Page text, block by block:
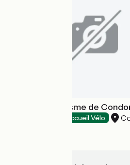
Office de Tourisme de
Accueil Vélo